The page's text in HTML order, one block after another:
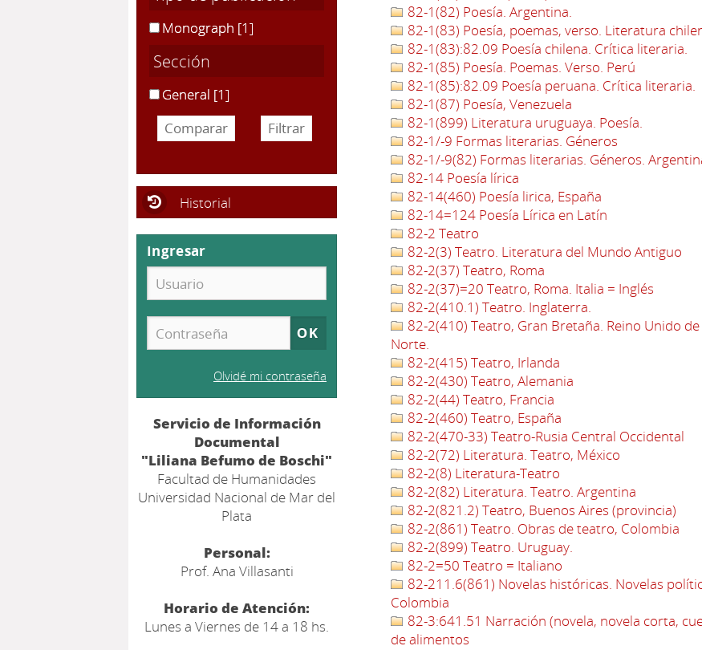
82-1(82) Poesía. Argentina.
82-1(83) Poesía, poemas, verso. Literatura
82-1(83):82.09 Poesía chilena. Crítica literaria.
82-1(85) Poesía. Poemas. Verso. Perú
82-1(85):82.09 Poesía peruana. Crítica literaria.
82-1(87) Poesía, Venezuela
82-1(899) Literatura uruguaya. Poesía.
82-1/-9 Formas literarias. Géneros
82-1/-9(82) Formas literarias. Géneros.
82-14 Poesía lírica
82-14(460) Poesía lirica, España
82-14=124 Poesía Lírica en Latín
82-2 Teatro
82-2(3) Teatro. Literatura del Mundo Antiguo
82-2(37) Teatro, Roma
82-2(37)=20 Teatro, Roma. Italia = Inglés
82-2(410.1) Teatro. Inglaterra.
82-2(410) Teatro, Gran Bretaña. Reino Unido
Norte.
82-2(415) Teatro, Irlanda
82-2(430) Teatro, Alemania
82-2(44) Teatro, Francia
82-2(460) Teatro, España
82-2(470-33) Teatro-Rusia Central Occidental
82-2(72) Literatura. Teatro, México
82-2(8) Literatura-Teatro
82-2(82) Literatura. Teatro. Argentina
82-2(821.2) Teatro, Buenos Aires (provincia)
82-2(861) Teatro. Obras de teatro, Colombia
82-2(899) Teatro. Uruguay.
82-2=50 Teatro = Italiano
82-211.6(861) Novelas históricas. Novelas
Colombia
82-3:641.51 Narración (novela, novela corta,
de alimentos
Monograph [1]
Sección
General [1]
Historial
Ingresar
Olvidé mi contraseña
Servicio de Información
Documental
"Liliana Befumo de Boschi"
Facultad de Humanidades
Universidad Nacional de Mar del
Plata
Personal:
Prof. Ana Villasanti
Horario de Atención:
Lunes a Viernes de 14 a 18 hs.